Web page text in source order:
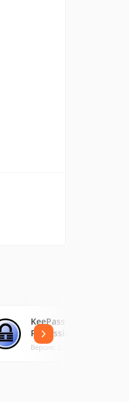
KeePass
Professional Edition
Версия: 2.54 (4.17 МБ)